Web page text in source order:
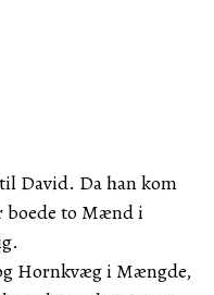
David. Da han kom
boede to Mænd i
Hornkvæg i Mængde,